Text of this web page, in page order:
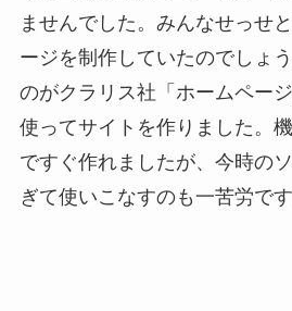
ませんでした。みんなせっせ
ージを制作していたのでしょ
のがクラリス社「ホームペー
使ってサイトを作りました。
ですぐ作れましたが、今時の
ぎて使いこなすのも一苦労です